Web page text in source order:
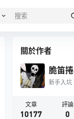
關於作者
脆笛
新手入坑
文章
10177
評論
0